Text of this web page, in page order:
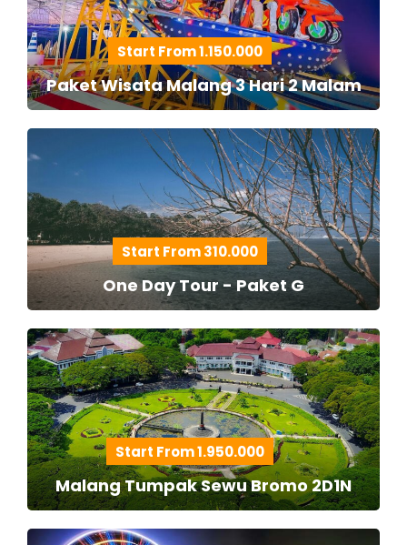
Start From 1.150.000
Paket Wisata Malang 3 Hari 2 Malam
Start From 310.000
One Day Tour - Paket G
Start From 1.950.000
Malang Tumpak Sewu Bromo 2D1N